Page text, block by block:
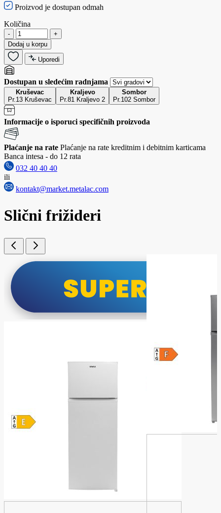
Proizvod je dostupan odmah
Količina
-
+
Dodaj u korpu
Uporedi
Dostupan u sledećim radnjama
Kruševac
Pr.13 Kruševac
Kraljevo
Pr.81 Kraljevo 2
Sombor
Pr.102 Sombor
Informacije o isporuci specifičnih proizvoda
Plaćanje na rate Plaćanje na rate kreditnim i debitnim karticama
Banca intesa - do 12 rata
032 40 40 40
ili
kontakt@market.metalac.com
Slični frižideri